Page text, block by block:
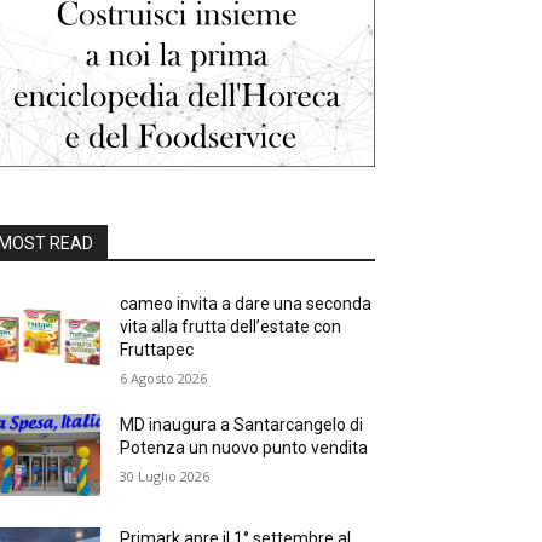
READ
cameo invita a dare una seconda
vita alla frutta dell’estate con
Fruttapec
6 Agosto 2026
MD inaugura a Santarcangelo di
Potenza un nuovo punto vendita
30 Luglio 2026